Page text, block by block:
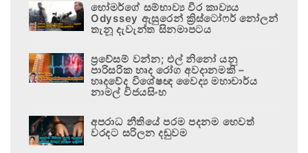
හෝමර්ගේ සම්භාව්‍ය වීර කාව්‍යය
Odyssey ඇසුරෙන් ක්‍රිස්ටෝෆර් නෝලන්
තැනූ දැවැන්ත සිනමාපටය
ප්‍රවේසම් වන්න; එල් නිනෝ යනු
පාරිසරික හෘද රෝග අවදානමකි –
හෘදවේද විශේෂඥ වෛද්‍ය මහාචාර්ය
නාමල් විජයසිංහ
අපරාධ නීතියේ පරම පදනම හෙවත්
වරදට සරිලන දඬුවම